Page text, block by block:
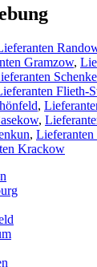
Gramzow,
Flieth-
,
,
, Lieferanten
Krackow